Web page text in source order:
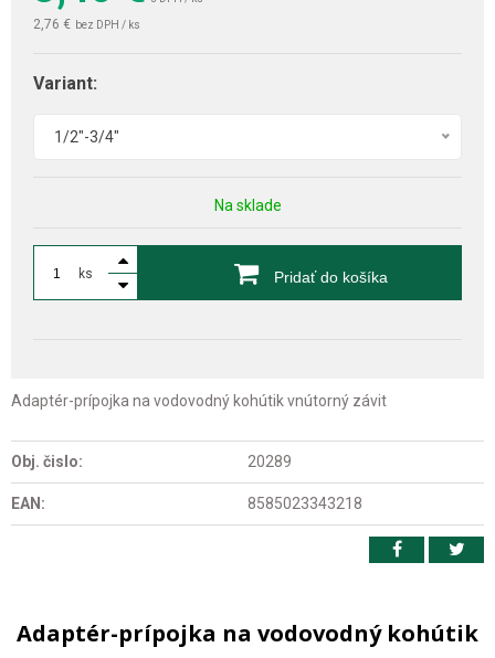
2,76 € bez DPH / ks
Variant:
1/2"-3/4"
Na sklade
ks Pridať do košíka
Adaptér-prípojka na vodovodný kohútik vnútorný závit
Obj. čislo: 20289
EAN: 8585023343218
Adaptér-prípojka na vodovodný kohútik